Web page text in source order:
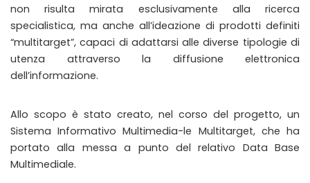
non risulta mirata esclusivamente alla ricerca
specialistica, ma anche all’ideazione di prodotti definiti
“multitarget”, capaci di adattarsi alle diverse tipologie di
utenza attraverso la diffusione elettronica
dell’informazione.
Allo scopo è stato creato, nel corso del progetto, un
Sistema Informativo Multimedia-le Multitarget, che ha
portato alla messa a punto del relativo Data Base
Multimediale.